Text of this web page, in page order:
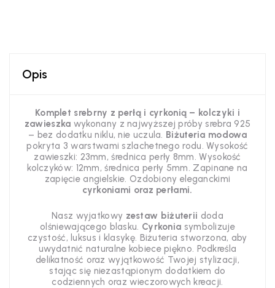
Opis
Komplet srebrny z perłą i cyrkonią – kolczyki i
zawieszka wykonany z najwyższej próby srebra 925
– bez dodatku niklu, nie uczula. Biżuteria modowa
pokryta 3 warstwami szlachetnego rodu. Wysokość
zawieszki: 23mm, średnica perły 8mm. Wysokość
kolczyków: 12mm, średnica perły 5mm. Zapinane na
zapięcie angielskie. Ozdobiony eleganckimi
cyrkoniami oraz perłami.
Nasz wyjatkowy zestaw biżuterii doda
olśniewającego blasku. Cyrkonia symbolizuje
czystość, luksus i klasykę. Biżuteria stworzona, aby
uwydatnić naturalne kobiece piękno. Podkreśla
delikatność oraz wyjątkowość Twojej stylizacji,
stając się niezastąpionym dodatkiem do
codziennych oraz wieczorowych kreacji.